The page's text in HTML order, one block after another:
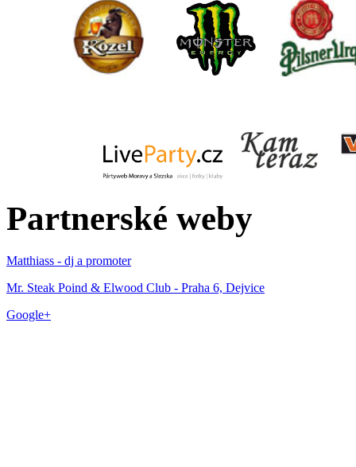
Partnerské weby
Matthiass - dj a promoter
Mr. Steak Poind & Elwood Club - Praha 6, Dejvice
Google+